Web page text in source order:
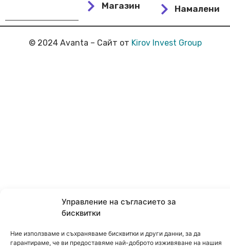
Управление на съгласието за
бисквитки
Ние използваме и съхраняваме бисквитки и други данни, за да
гарантираме, че ви предоставяме най-доброто изживяване на нашия
Магазин
Намалени
© 2024 Avanta – Сайт от Kirov Invest Group